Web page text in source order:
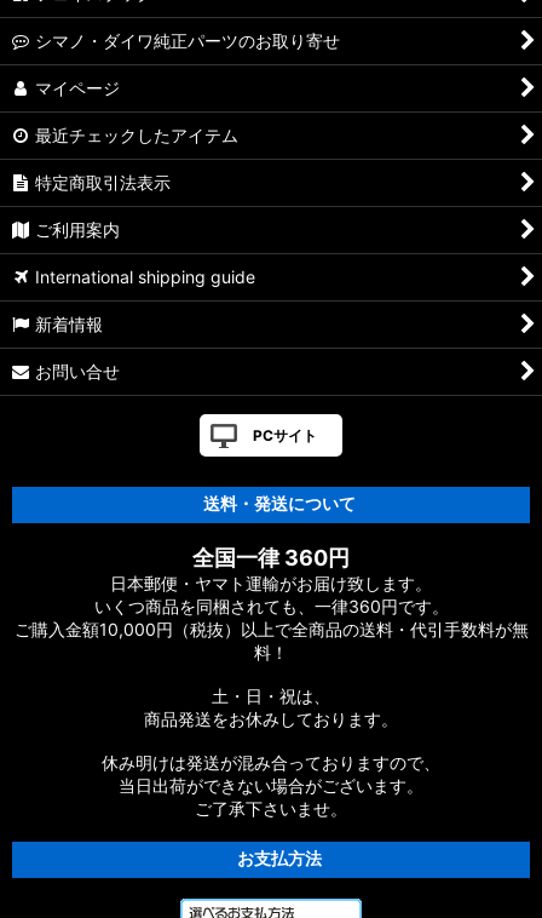
【シマノ】19-22ステラSW［STELLA SW］対応 カスタムパー
ツ
【シマノ】08ステラSW［STELLA SW］対応 カスタムパーツ
【シマノ】01ステラSW［STELLA SW］対応 カスタムパーツ
ーツ
17ヴァンキッシュFW用
FW［VANQUISH］対応 カスタムパーツ
【シマノ】12-13ヴァンキッシュ&リミテッド［VANQUISH］
対応 カスタムパーツ
【シマノ】19ストラディック［STRADIC］対応 カスタムパー
ツ
【シマノ】20ストラディックSW［STRADIC SW］対応 カスタ
【シマノ】18ストラディックSW［STRADIC SW］対応 カスタ
【シマノ】15-16ストラディック［STRADIC］対応 カスタムパ
シマノ・ダイワ純正パーツのお取り寄せ
マイページ
最近チェックしたアイテム
特定商取引法表示
ご利用案内
International shipping guide
新着情報
お問い合せ
PCサイト
送料・発送について
全国一律 360円
日本郵便・ヤマト運輸がお届け致します。
いくつ商品を同梱されても、一律360円です。
ご購入金額10,000円（税抜）以上で全商品の送料・代引手数料が無
料！
土・日・祝は、
商品発送をお休みしております。
休み明けは発送が混み合っておりますので、
当日出荷ができない場合がございます。
ご了承下さいませ。
お支払方法